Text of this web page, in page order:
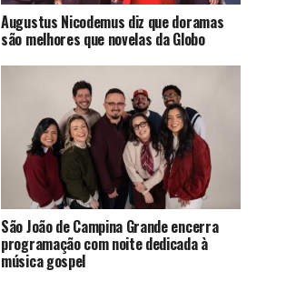
Augustus Nicodemus diz que doramas
são melhores que novelas da Globo
São João de Campina Grande encerra
programação com noite dedicada à
música gospel